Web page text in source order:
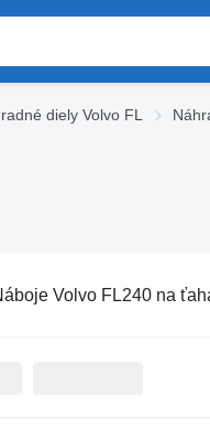
diely Volvo FL
Volvo FL240 na